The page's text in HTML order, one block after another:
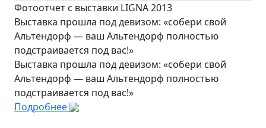
Фотоотчет с выставки LIGNA 2013
Выставка прошла под девизом: «собери свой
Альтендорф — ваш Альтендорф полностью
подстраивается под вас!»
Выставка прошла под девизом: «собери свой
Альтендорф — ваш Альтендорф полностью
подстраивается под вас!»
Подробнее